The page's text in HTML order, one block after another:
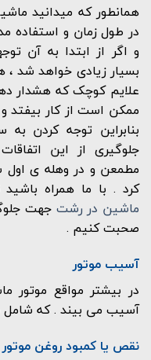
همانطور که میدانید
در طول زمان و
و اگر از ابتدا به آن
بسیار زیادی خواهد شد
علایم کوچک که هشدار
ممکن است از کار بیفتد و
بنابراین توجه کردن
جلوگیری از این
مطمعن و در وهله ی اول
کرد . با ما همراه باشید
ماشین در رشت جهت
صحبت کنیم .
آسیب موتور
در بیشتر مواقع موتور
آسیب می بیند . که شامل
نقص یا کمبود روغن موتور